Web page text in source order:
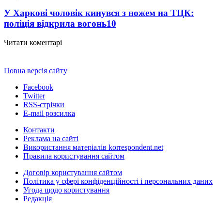
У Харкові чоловік кинувся з ножем на ТЦК:
поліція відкрила вогонь10
Читати коментарі
Повна версія сайту
Facebook
Twitter
RSS-стрічки
E-mail розсилка
Контакти
Реклама на сайті
Використання матеріалів korrespondent.net
Правила користування сайтом
Договір користування сайтом
Політика у сфері конфіденційності і персональних даних
Угода щодо користування
Редакція